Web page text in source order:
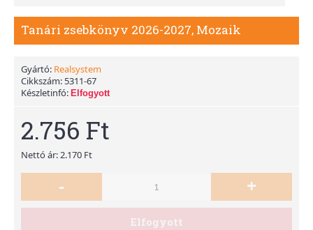
Tanári zsebkönyv 2026-2027, Mozaik
Gyártó: Realsystem
Cikkszám: 5311-67
Készletinfó: Elfogyott
2.756 Ft
Nettó ár: 2.170 Ft
- +
Elfogyott